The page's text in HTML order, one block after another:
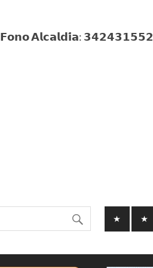
𝗙𝗼𝗻𝗼 𝗔𝗹𝗰𝗮𝗹𝗱𝗶́𝗮: 𝟯𝟰𝟮𝟰𝟯𝟭𝟱𝟱𝟮